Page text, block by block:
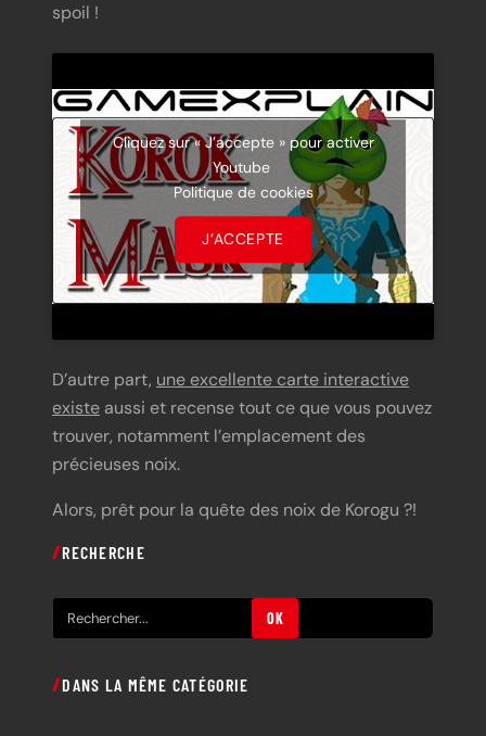
spoil !
Cliquez sur « J’accepte » pour activer
Youtube
Politique de cookies
J’ACCEPTE
D’autre part, une excellente carte interactive
existe aussi et recense tout ce que vous pouvez
trouver, notamment l’emplacement des
précieuses noix.
Alors, prêt pour la quête des noix de Korogu ?!
RECHERCHE
e
h
OK
DANS LA MÊME CATÉGORIE